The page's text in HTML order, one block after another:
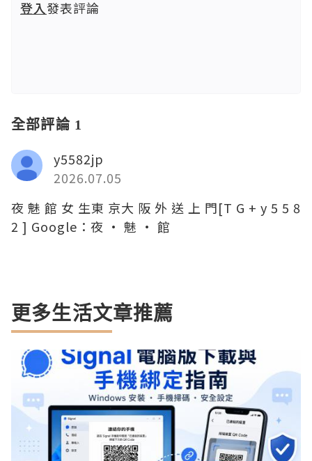
登入發表評論
全部評論 1
y5582jp
2026.07.05
夜 魅 館 女 生東 京大 阪 外 送 上 門[T G + y 5 5 8
2 ] Google：夜 · 魅 · 館
更多生活文章推薦